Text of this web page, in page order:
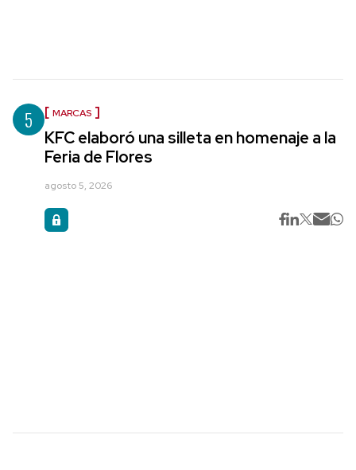
5 MARCAS
KFC elaboró una silleta en homenaje a la
Feria de Flores
agosto 5, 2026